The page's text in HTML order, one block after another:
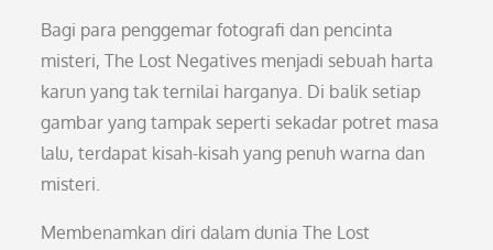
Bagi para penggemar fotografi dan pencinta
misteri, The Lost Negatives menjadi sebuah harta
karun yang tak ternilai harganya. Di balik setiap
gambar yang tampak seperti sekadar potret masa
lalu, terdapat kisah-kisah yang penuh warna dan
misteri.
Membenamkan diri dalam dunia The Lost